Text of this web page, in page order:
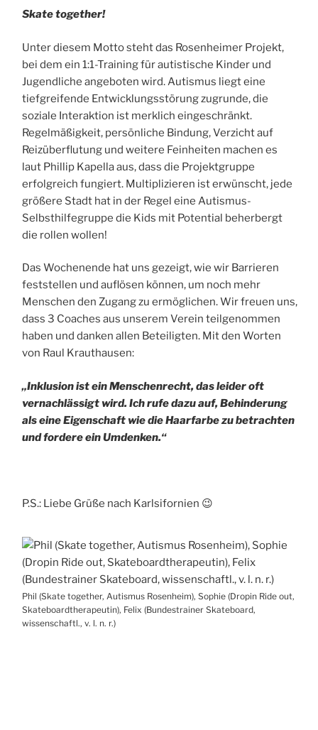
Skate together!
Unter diesem Motto steht das Rosenheimer Projekt,
bei dem ein 1:1-Training für autistische Kinder und
Jugendliche angeboten wird. Autismus liegt eine
tiefgreifende Entwicklungsstörung zugrunde, die
soziale Interaktion ist merklich eingeschränkt.
Regelmäßigkeit, persönliche Bindung, Verzicht auf
Reizüberflutung und weitere Feinheiten machen es
laut Phillip Kapella aus, dass die Projektgruppe
erfolgreich fungiert. Multiplizieren ist erwünscht, jede
größere Stadt hat in der Regel eine Autismus-
Selbsthilfegruppe die Kids mit Potential beherbergt
die rollen wollen!
Das Wochenende hat uns gezeigt, wie wir Barrieren
feststellen und auflösen können, um noch mehr
Menschen den Zugang zu ermöglichen. Wir freuen uns,
dass 3 Coaches aus unserem Verein teilgenommen
haben und danken allen Beteiligten. Mit den Worten
von Raul Krauthausen:
„Inklusion ist ein Menschenrecht, das leider oft
vernachlässigt wird. Ich rufe dazu auf, Behinderung
als eine Eigenschaft wie die Haarfarbe zu betrachten
und fordere ein Umdenken.“
P.S.: Liebe Grüße nach Karlsifornien 😉
Phil (Skate together, Autismus Rosenheim), Sophie (Dropin Ride out,
Skateboardtherapeutin), Felix (Bundestrainer Skateboard,
wissenschaftl., v. l. n. r.)